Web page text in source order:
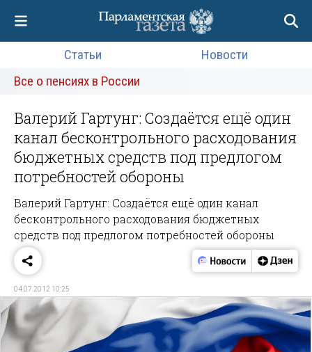
Статьи
Новости
Все о пенсиях в России
Валерий Гартунг: Создаётся ещё один
канал бесконтрольного расходования
бюджетных средств под предлогом
потребностей обороны
Валерий Гартунг: Создаётся ещё один канал
бесконтрольного расходования бюджетных
средств под предлогом потребностей обороны
04.07.2012 10:25